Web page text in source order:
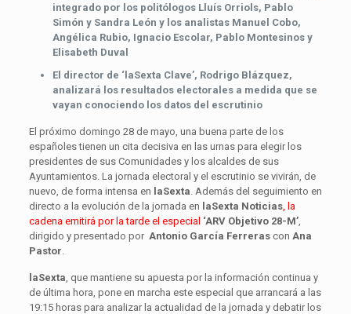
integrado por los politólogos Lluís Orriols, Pablo
Simón y Sandra León y los analistas Manuel Cobo,
Angélica Rubio, Ignacio Escolar, Pablo Montesinos y
Elisabeth Duval
El director de ‘laSexta Clave’, Rodrigo Blázquez,
analizará los resultados electorales a medida que se
vayan conociendo los datos del escrutinio
El próximo domingo 28 de mayo, una buena parte de los
españoles tienen un cita decisiva en las urnas para elegir los
presidentes de sus Comunidades y los alcaldes de sus
Ayuntamientos. La jornada electoral y el escrutinio se vivirán, de
nuevo, de forma intensa en laSexta . Además del seguimiento en
directo a la evolución de la jornada en laSexta Noticias, la
cadena emitirá por la tarde el especial ‘ARV Objetivo 28-M’,
dirigido y presentado por Antonio García Ferreras con Ana
Pastor
laSexta , que mantiene su apuesta por la información continua y
de última hora, pone en marcha este especial que arrancará a las
19:15 horas para analizar la actualidad de la jornada y debatir los